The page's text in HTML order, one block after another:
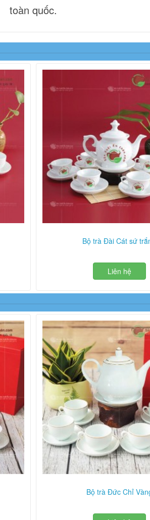
toàn quốc.
Bộ trà Đài Cát sứ
Liên hệ
Bộ trà Đức Chỉ